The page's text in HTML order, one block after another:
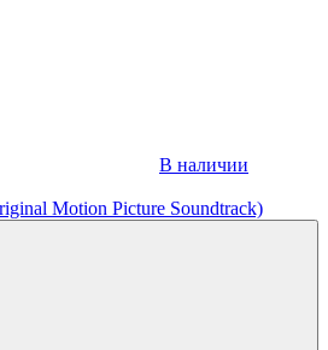
В наличии
Motion Picture Soundtrack)